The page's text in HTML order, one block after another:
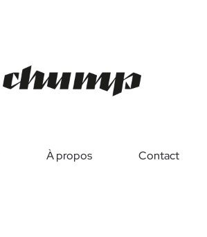
À propos Contact